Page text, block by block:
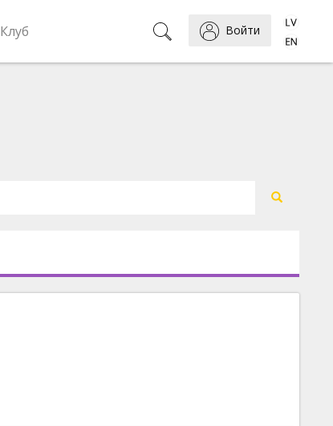
Клуб Войти